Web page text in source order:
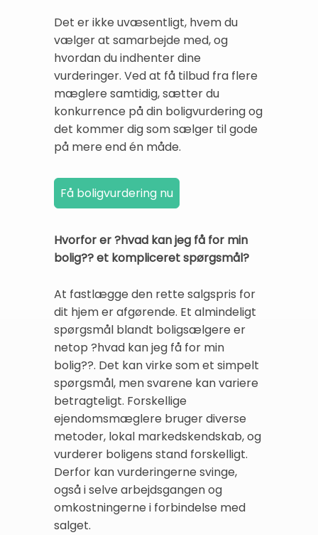
Det er ikke uvæsentligt, hvem du
vælger at samarbejde med, og
hvordan du indhenter dine
vurderinger. Ved at få tilbud fra flere
mæglere samtidig, sætter du
konkurrence på din boligvurdering og
det kommer dig som sælger til gode
på mere end én måde.
Hvorfor er ?hvad kan jeg få for min
bolig?? et kompliceret spørgsmål?
At fastlægge den rette salgspris for
dit hjem er afgørende. Et almindeligt
spørgsmål blandt boligsælgere er
netop ?hvad kan jeg få for min
bolig??. Det kan virke som et simpelt
spørgsmål, men svarene kan variere
betragteligt. Forskellige
ejendomsmæglere bruger diverse
metoder, lokal markedskendskab, og
vurderer boligens stand forskelligt.
Derfor kan vurderingerne svinge,
også i selve arbejdsgangen og
omkostningerne i forbindelse med
salget.